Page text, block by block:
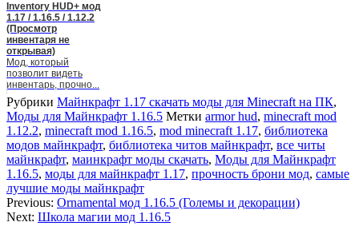
Inventory HUD+ мод
1.17 / 1.16.5 / 1.12.2
(Просмотр
инвентаря не
открывая)
Мод, который
позволит видеть
инвентарь, прочно...
Рубрики Майнкрафт 1.17 скачать моды для Minecraft на ПК,
Моды для Майнкрафт 1.16.5 Метки armor hud, minecraft mod
1.12.2, minecraft mod 1.16.5, mod minecraft 1.17, библиотека
модов майнкрафт, библиотека читов майнкрафт, все читы
майнкрафт, маинкрафт моды скачать, Моды для Майнкрафт
1.16.5, моды для майнкрафт 1.17, прочность брони мод, самые
лучшие моды майнкрафт
Previous: Ornamental мод 1.16.5 (Големы и декорации)
Next: Школа магии мод 1.16.5